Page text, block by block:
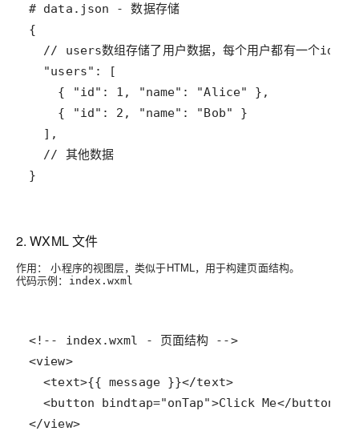
# data.json - 数据存储
  // 其他数据
}
2.WXML 文件
作用：
小程序的视图层，类似于HTML，用于构建页面结构。
代码示例：
index.wxml
<!-- index.wxml - 页面结构 -->
<view>
  <text>{{ message }}</text>
</view>